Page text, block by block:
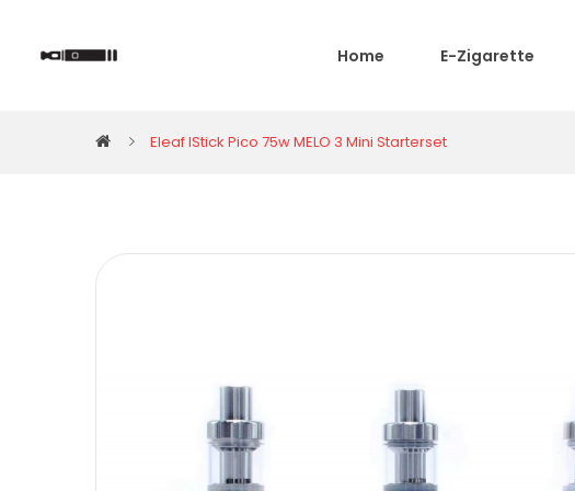
Home E-Zigarette
Eleaf IStick Pico 75w MELO 3 Mini Starterset